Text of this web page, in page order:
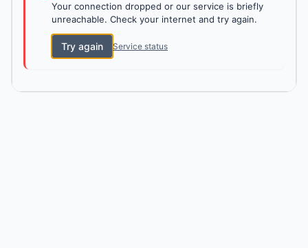
Your connection dropped or our service is briefly
unreachable. Check your internet and try again.
Try again Service status